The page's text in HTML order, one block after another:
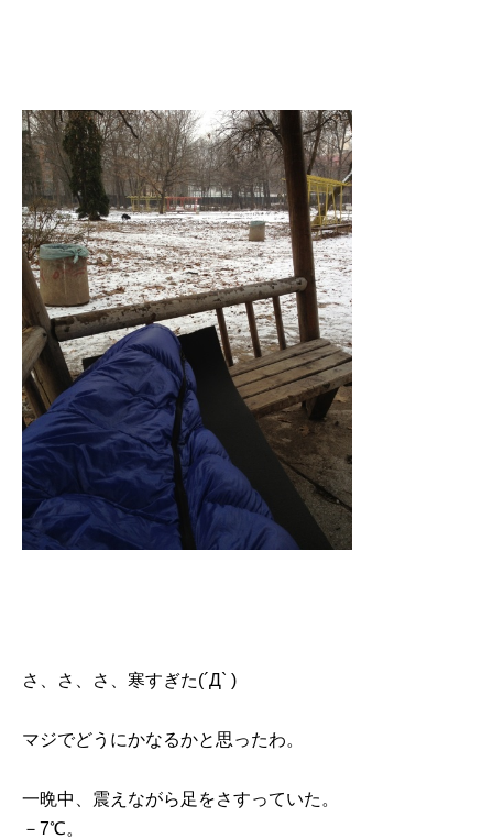
さ、さ、さ、寒すぎた(´Д` )
マジでどうにかなるかと思ったわ。
一晩中、震えながら足をさすっていた。
－7℃。